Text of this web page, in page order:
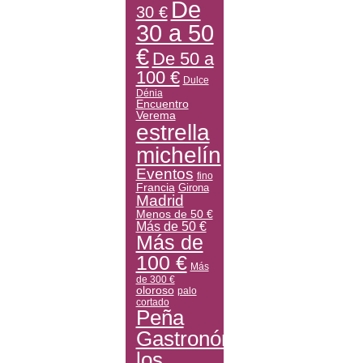
30 € De
30 a 50
€ De 50 a
100 € Dulce
Dénia
Encuentro
Verema
estrella
michelín
Eventos fino
Francia Girona
Madrid
Menos de 50 €
Más de 50 €
Más de
100 € Más
de 300 €
oloroso palo
cortado
Peña
Gastronómica